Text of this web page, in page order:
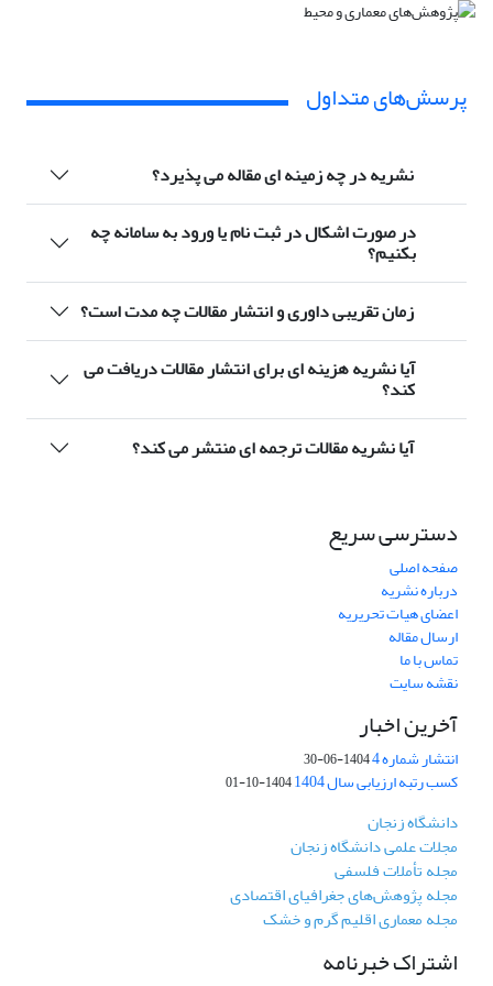
پرسش‌های متداول
نشریه در چه زمینه ای مقاله می پذیرد؟
در صورت اشکال در ثبت نام یا ورود به سامانه چه
بکنیم؟
زمان تقریبی داوری و انتشار مقالات چه مدت است؟
آیا نشریه هزینه ای برای انتشار مقالات دریافت می
کند؟
آیا نشریه مقالات ترجمه ای منتشر می کند؟
دسترسی سریع
صفحه اصلی
درباره نشریه
اعضای هیات تحریریه
ارسال مقاله
تماس با ما
نقشه سایت
آخرین اخبار
انتشار شماره 4 1404-06-30
کسب رتبه ارزیابی سال 1404 1404-10-01
دانشگاه زنجان
مجلات علمی دانشگاه زنجان
مجله تأملات فلسفی
مجله پژوهش‌های جغرافیای اقتصادی
مجله معماری اقلیم گرم و خشک
اشتراک خبرنامه